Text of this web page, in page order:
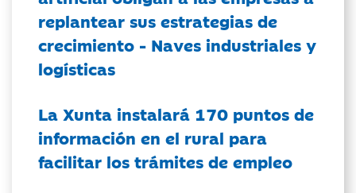
replantear sus estrategias de
crecimiento - Naves industriales y
logísticas
La Xunta instalará 170 puntos de
información en el rural para
facilitar los trámites de empleo